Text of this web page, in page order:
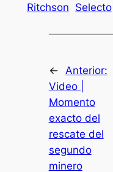
Ritchson Selecto
← Anterior:
Video |
Momento
exacto del
rescate del
segundo
minero